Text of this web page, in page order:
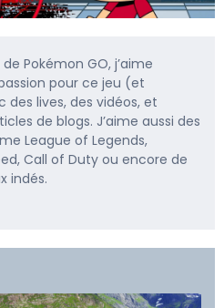
Pokémon GO, j’aime
pour ce jeu (et
des lives, des vidéos, et
de blogs. J’aime aussi des
League of Legends,
Call of Duty ou encore de
indés.